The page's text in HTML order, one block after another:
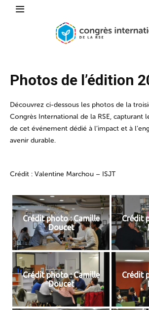
Photos de l’édition
Découvrez ci-dessous les photos de la
Congrès International de la RSE, capturant
de cet événement dédié à l’impact et à
avenir durable.
Crédit : Valentine Marchou – ISJT
Crédit photo : Camille
Doucet
Crédit
Crédit photo : Camille
Doucet
Crédit